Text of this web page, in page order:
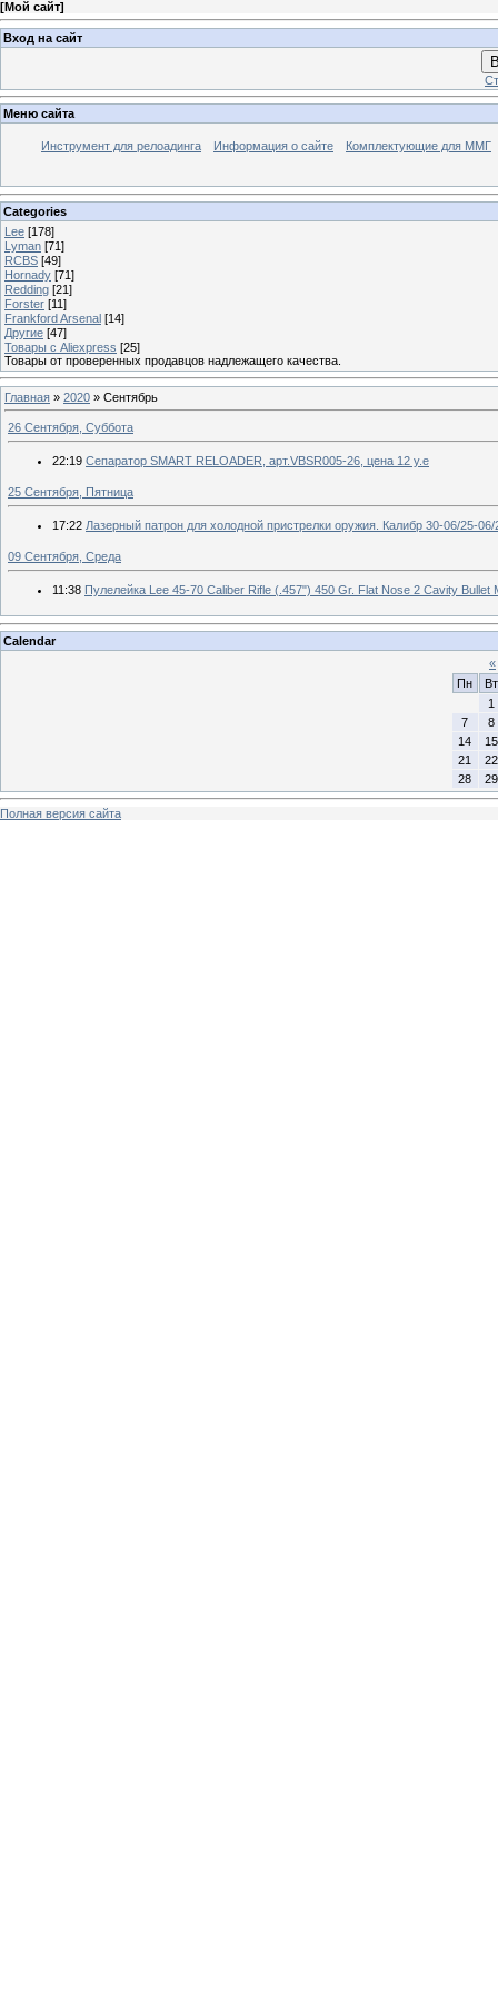
[Мой сайт]
Вход на сайт
Меню сайта
Инструмент для релоадинга Информация о сайте Комплектующие для ММГ
Categories
Lee [178]
Lyman [71]
RCBS [49]
Hornady [71]
Redding [21]
Forster [11]
Frankford Arsenal [14]
Другие [47]
Товары с Aliexpress [25]
Товары от проверенных продавцов надлежащего качества.
Главная » 2020 » Сентябрь
26 Сентября, Суббота
22:19 Сепаратор SMART RELOADER, арт.VBSR005-26, цена 12 у.е
25 Сентября, Пятница
17:22 Лазерный патрон для холодной пристрелки оружия. Калибр 30-06/25-
09 Сентября, Среда
11:38 Пулелейка Lee 45-70 Caliber Rifle (.457") 450 Gr. Flat Nose 2 Cavity Bullet
Calendar
«
Пн
Вт
1
7
8
14
15
21
22
28
29
Полная версия сайта